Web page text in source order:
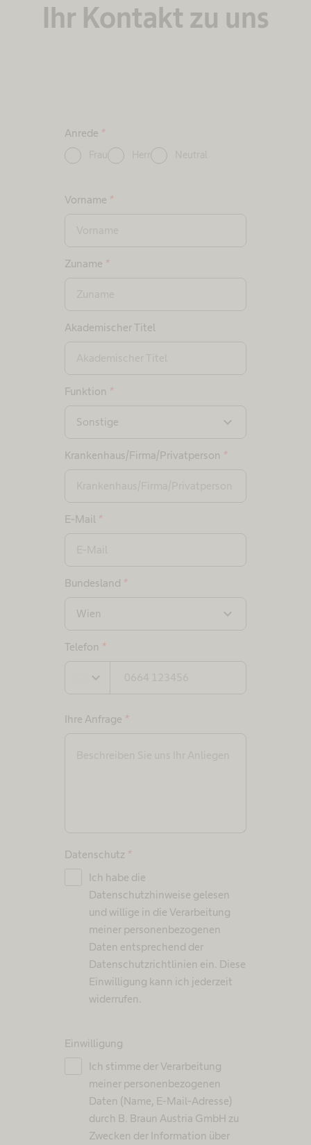
Ihr Kontakt zu uns
Anrede *
Vorname *
Zuname *
Akademischer Titel
Funktion *
Sonstige expand_more
Krankenhaus/Firma/Privatperson *
E-Mail *
Bundesland *
Wien expand_more
Telefon *
expand_more
Ihre Anfrage *
Datenschutz *
Ich habe die
Datenschutzhinweise gelesen
und willige in die Verarbeitung
meiner personenbezogenen
Daten entsprechend der
Datenschutzrichtlinien ein. Diese
Einwilligung kann ich jederzeit
widerrufen.
Einwilligung
Ich stimme der Verarbeitung
meiner personenbezogenen
Daten (Name, E-Mail-Adresse)
durch B. Braun Austria GmbH zu
Zwecken der Information über